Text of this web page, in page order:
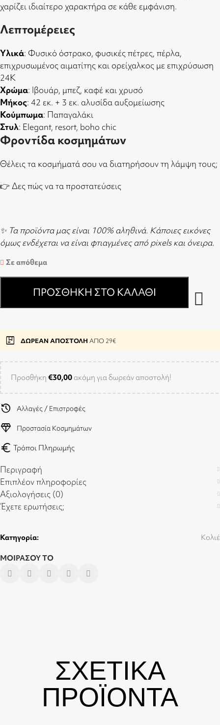
χαρίζει ιδιαίτερο χαρακτήρα σε κάθε εμφάνιση.
Λεπτομέρειες
Υλικά: Φυσικό όστρακο, φυσικές πέτρες, πέρλα,
επιχρυσωμένος αιματίτης και ορείχαλκος με επιχρύσωση
24Κ
Χρώμα: Ιβουάρ, μπεζ, καφέ και χρυσό
Μήκος: 42 εκ. + 3 εκ. αλυσίδα αυξομείωσης
Κούμπωμα: Παπαγαλάκι
Στυλ: Elegant, resort, boho chic
Φροντίδα κοσμημάτων
Θέλεις τα κοσμήματά σου να διατηρήσουν τη λάμψη τους;
👉 Δες πώς να τα προστατεύσεις
✨ Τα προϊόντα μας είναι 100% αληθινά. Κάποιες εικόνες
όμως ενδέχεται να είναι φτιαγμένες από pixels και όνειρα.
Σε απόθεμα
ΠΡΟΣΘΉΚΗ ΣΤΟ ΚΑΛΆΘΙ
package ΔΩΡΕΑΝ ΑΠΟΣΤΟΛΗ ΑΠΟ 29€
Προσθήκη €30,00 ακόμη για δωρεάν αποστολή!
history Αλλαγές / Επιστροφές
diamond Προστασία Κοσμημάτων
euro Τρόποι Πληρωμής
Περιγραφή
Επιπλέον πληροφορίες
Αξιολογήσεις (0)
Έχετε ερωτήσεις;
Κατηγορία: Κολιέ
ΜΟΙΡΑΣΟΥ ΤΟ
ΣΧΕΤΙΚΑ
ΠΡΟΪΟΝΤΑ